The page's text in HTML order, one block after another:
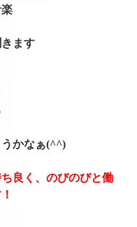
ます
かなぁ(^^)
良く、のびのびと働